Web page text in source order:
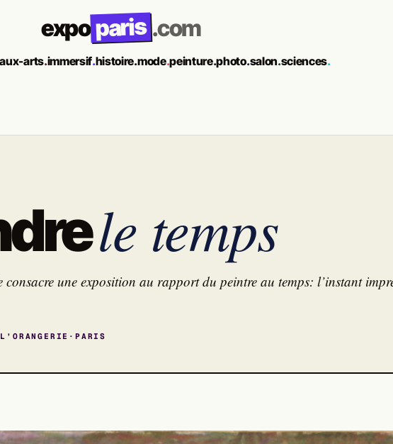
expoparis.com
arts.immersif.histoire.mode.peinture.photo.salon.sciences.
le temps
une exposition au rapport du peintre au temps: l’instant
PARIS